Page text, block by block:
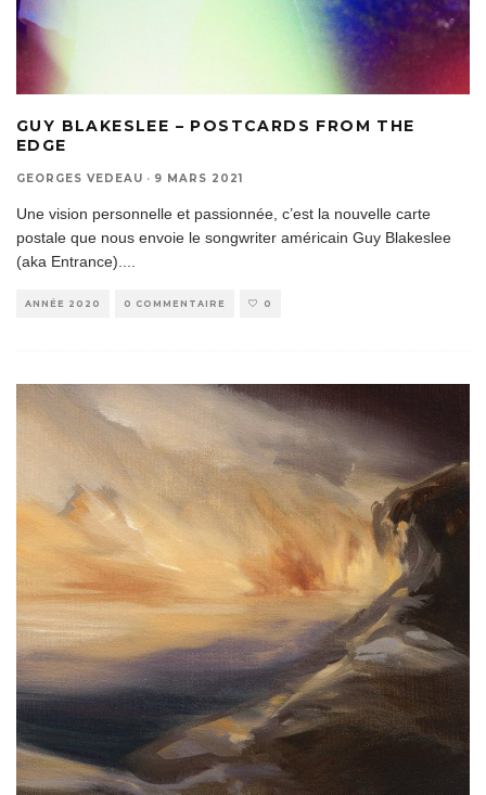
GUY BLAKESLEE – POSTCARDS FROM THE
EDGE
GEORGES VEDEAU · 9 MARS 2021
Une vision personnelle et passionnée, c’est la nouvelle carte
postale que nous envoie le songwriter américain Guy Blakeslee
(aka Entrance)....
ANNÉE 2020 0 COMMENTAIRE 0